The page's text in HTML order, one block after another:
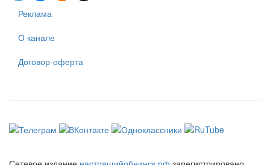
Реклама
О канале
Договор-оферта